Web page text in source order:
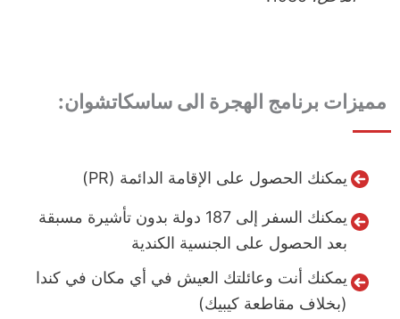
مميزات برنامج الهجرة الى ساسكاتشوان:
يمكنك الحصول على الإقامة الدائمة (PR)
يمكنك السفر إلى 187 دولة بدون تأشيرة مسبقة
بعد الحصول على الجنسية الكندية
يمكنك أنت وعائلتك العيش في أي مكان في كندا
(بخلاف مقاطعة كيبيك)